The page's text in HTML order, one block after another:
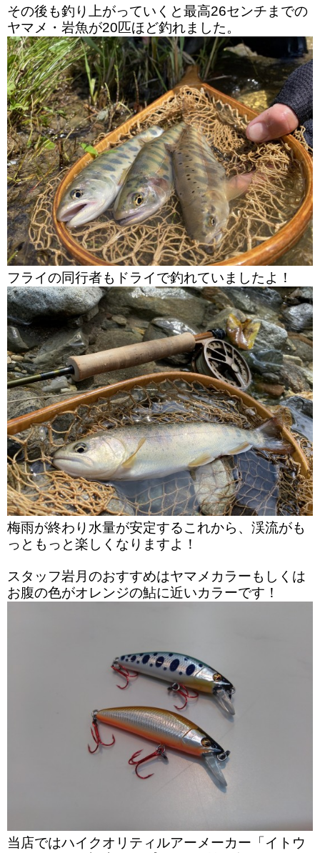
その後も釣り上がっていくと最高26センチまでの
ヤマメ・岩魚が20匹ほど釣れました。
フライの同行者もドライで釣れていましたよ！
梅雨が終わり水量が安定するこれから、渓流がも
っともっと楽しくなりますよ！
スタッフ岩月のおすすめはヤマメカラーもしくは
お腹の色がオレンジの鮎に近いカラーです！
当店ではハイクオリティルアーメーカー「イトウ